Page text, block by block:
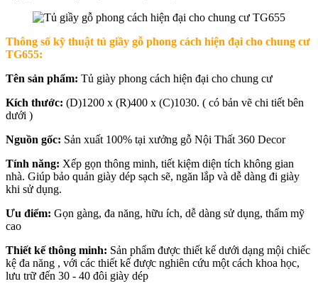
Thông số kỹ thuật tủ giầy gỗ phong cách hiện đại cho chung cư
TG655:
Tên sản phẩm: Tủ giày phong cách hiện đại cho chung cư
Kích thước: (D)1200 x (R)400 x (C)1030. ( có bản vẽ chi tiết bên
dưới )
Nguồn gốc: Sản xuất 100% tại xưởng gỗ Nội Thất 360 Decor
Tính năng: Xếp gọn thông minh, tiết kiệm diện tích không gian
nhà. Giúp bảo quản giày dép sạch sẽ, ngăn lắp và dễ dàng đi giày
khi sử dụng.
Ưu điểm: Gọn gàng, đa năng, hữu ích, dễ dàng sử dụng, thẩm mỹ
cao
Thiết kế thông minh: Sản phẩm được thiết kế dưới dạng mội chiếc
kệ đa năng , với các thiết kế được nghiên cứu một cách khoa học,
lưu trữ đến 30 - 40 đôi giày dép